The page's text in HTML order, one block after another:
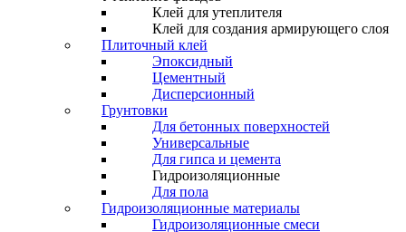
Клей для утеплителя
Клей для создания армирующего слоя
Плиточный клей
Эпоксидный
Цементный
Дисперсионный
Грунтовки
Для бетонных поверхностей
Универсальные
Для гипса и цемента
Гидроизоляционные
Для пола
Гидроизоляционные материалы
Гидроизоляционные смеси